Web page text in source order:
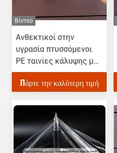
Βίντεο
Ανθεκτικοί στην
υγρασία πτυσσόμενοι
PE ταινίες κάλυψης με
προδεδεμένη ταινία
προστατεύουν τις
διάρκεια της
ζωγραφικής
Πάρτε την καλύτερη τιμή